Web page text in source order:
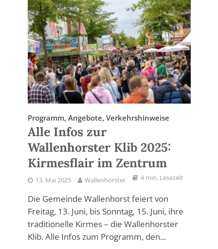
Programm, Angebote, Verkehrshinweise
Alle Infos zur
Wallenhorster Klib 2025:
Kirmesflair im Zentrum
13. Mai 2025 Wallenhorster 4 min. Lesezeit
Die Gemeinde Wallenhorst feiert von
Freitag, 13. Juni, bis Sonntag, 15. Juni, ihre
traditionelle Kirmes – die Wallenhorster
Klib. Alle Infos zum Programm, den...